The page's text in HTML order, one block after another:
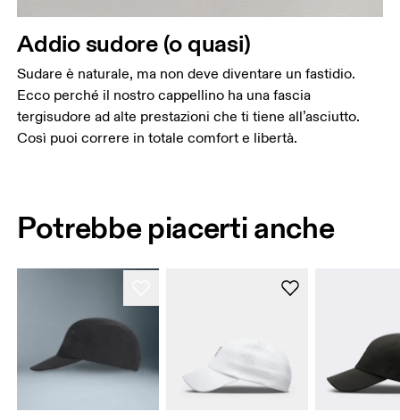
Addio sudore (o quasi)
Sudare è naturale, ma non deve diventare un fastidio.
Ecco perché il nostro cappellino ha una fascia
tergisudore ad alte prestazioni che ti tiene all’asciutto.
Così puoi correre in totale comfort e libertà.
Potrebbe piacerti anche